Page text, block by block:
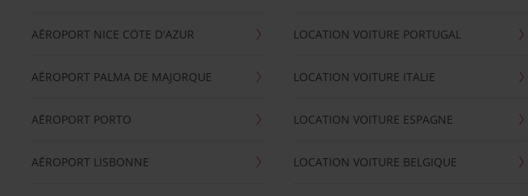
AÉROPORT NICE CÖTE D'AZUR
AÉROPORT PALMA DE MAJORQUE
AÉROPORT PORTO
AÉROPORT LISBONNE
LOCATION VOITURE PORTUGAL
LOCATION VOITURE ITALIE
LOCATION VOITURE ESPAGNE
LOCATION VOITURE BELGIQUE